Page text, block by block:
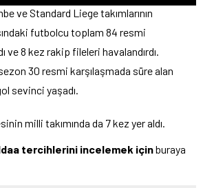
ve Standard Liege takımlarının
futbolcu toplam 84 resmi
ve 8 kez rakip fileleri havalandırdı.
30 resmi karşılaşmada süre alan
sevinci yaşadı.
milli takımında da 7 kez yer aldı.
tercihlerini incelemek içinburaya